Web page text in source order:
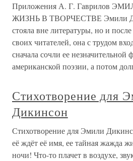
Приложения А. Г. Гаврилов
ЖИЗНЬ В ТВОРЧЕСТВЕ Эмили
стояла вне литературы, но и
своих читателей, она с трудом
сначала сочли ее незначительной
американской поэзии, а потом
Стихотворение для
Дикинсон
Стихотворение для Эмили
её ждёт её имя, ее тайная жажда
ночи! Что-то плачет в воздухе,